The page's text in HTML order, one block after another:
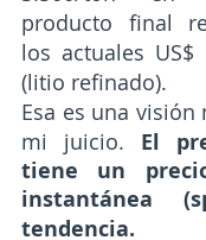
producto final
los actuales US$
(litio refinado).
Esa es una visión
mi juicio. El
tiene un
instantánea
tendencia.